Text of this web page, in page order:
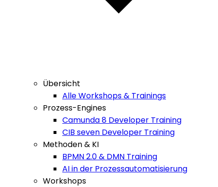
Übersicht
Alle Workshops & Trainings
Prozess-Engines
Camunda 8 Developer Training
CIB seven Developer Training
Methoden & KI
BPMN 2.0 & DMN Training
AI in der Prozessautomatisierung
Workshops